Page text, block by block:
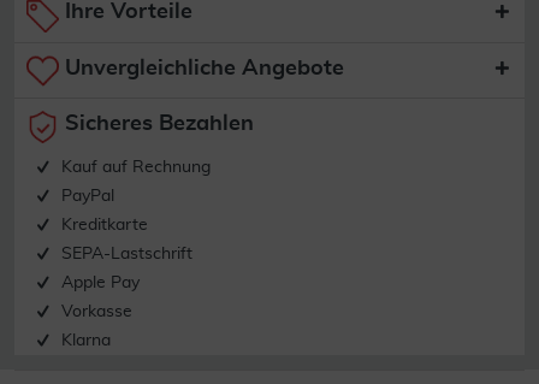
Ihre Vorteile
Unvergleichliche Angebote
Sicheres Bezahlen
Kauf auf Rechnung
PayPal
Kreditkarte
SEPA-Lastschrift
Apple Pay
Vorkasse
Klarna